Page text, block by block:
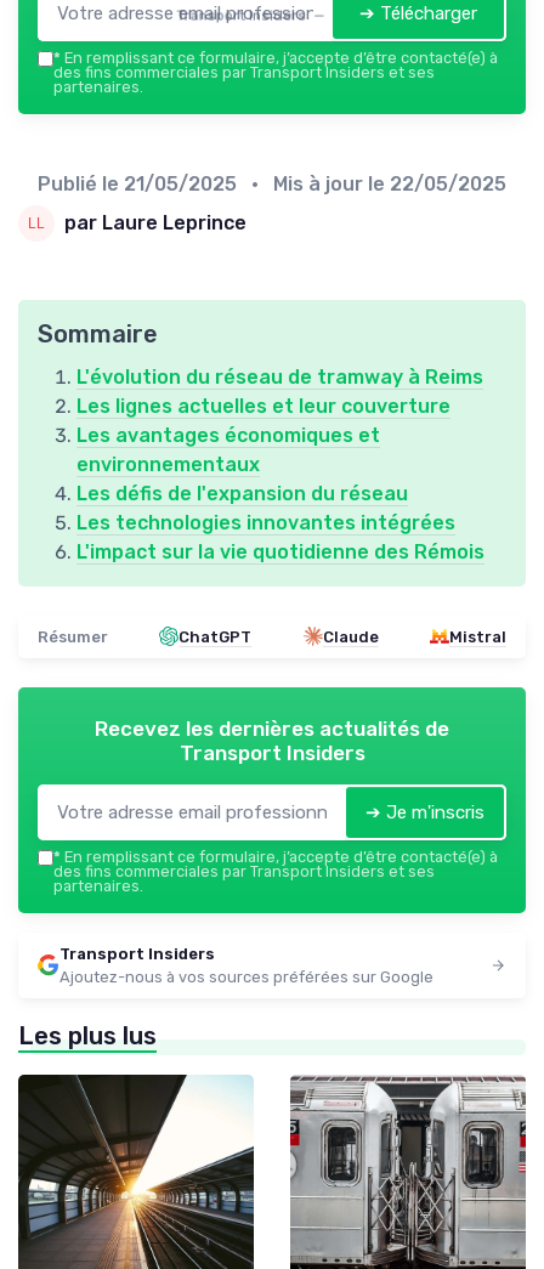
Transport Insiders — 2026➔ Télécharger
* En remplissant ce formulaire, j’accepte d’être contacté(e) à
des fins commerciales par Transport Insiders et ses
partenaires.
Publié le 21/05/2025 • Mis à jour le 22/05/2025
par Laure Leprince
Sommaire
L'évolution du réseau de tramway à Reims
Les lignes actuelles et leur couverture
Les avantages économiques et
environnementaux
Les défis de l'expansion du réseau
Les technologies innovantes intégrées
L'impact sur la vie quotidienne des Rémois
Résumer ChatGPT Claude Mistral
Recevez les dernières actualités de
Transport Insiders
➔ Je m'inscris
* En remplissant ce formulaire, j’accepte d’être contacté(e) à
des fins commerciales par Transport Insiders et ses
partenaires.
Transport Insiders
Ajoutez-nous à vos sources préférées sur Google
Les plus lus